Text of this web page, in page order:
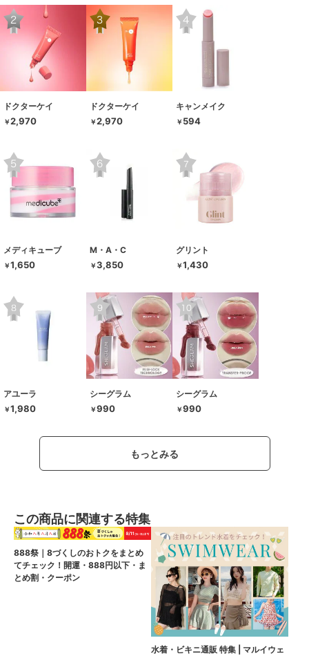
ドクターケイ
￥2,970
ドクターケイ
￥2,970
キャンメイク
￥ 594
メディキューブ
￥1,650
M・A・C
￥3,850
グリント
￥1,430
アユーラ
￥1,980
シーグラム
￥990
シーグラム
￥990
もっとみる
この商品に関連する特集
888祭｜8づくしのおトクをまとめ
てチェック！開運・888円以下・ま
とめ割・クーポン
水着・ビキニ通販 特集 | マルイウェ